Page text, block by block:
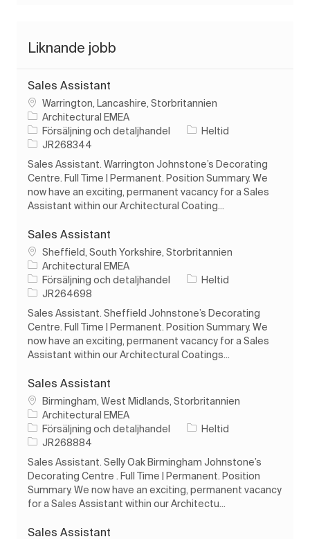
Liknande jobb
Sales Assistant
PlatsWarrington, Lancashire, Storbritannien
Architectural EMEA
Kategori
Försäljning och detaljhandel Typ av jobb
Heltid
Jobb-ID
JR268344
Sales Assistant. Warrington Johnstone’s Decorating
Centre. Full Time | Permanent. Position Summary. We
now have an exciting, permanent vacancy for a Sales
Assistant within our Architectural Coating...
Sales Assistant
PlatsSheffield, South Yorkshire, Storbritannien
Architectural EMEA
Kategori
Försäljning och detaljhandel Typ av jobb
Heltid
Jobb-ID
JR264698
Sales Assistant. Sheffield Johnstone’s Decorating
Centre. Full Time | Permanent. Position Summary. We
now have an exciting, permanent vacancy for a Sales
Assistant within our Architectural Coatings...
Sales Assistant
PlatsBirmingham, West Midlands, Storbritannien
Architectural EMEA
Kategori
Försäljning och detaljhandel Typ av jobb
Heltid
Jobb-ID
JR268884
Sales Assistant. Selly Oak Birmingham Johnstone’s
Decorating Centre . Full Time | Permanent. Position
Summary. We now have an exciting, permanent vacancy
for a Sales Assistant within our Architectu...
Sales Assistant